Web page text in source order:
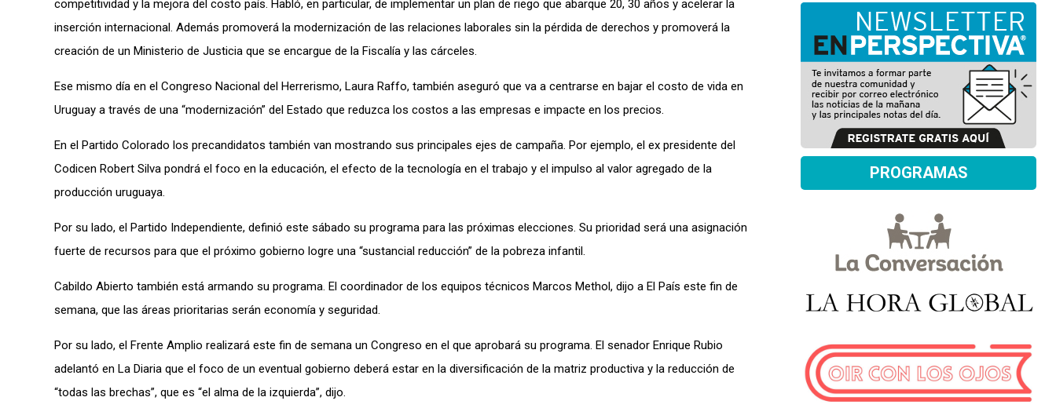
competitividad y la mejora del costo país. Habló, en particular, de implementar un plan de riego que abarque 20, 30 años y acelerar la
inserción internacional. Además promoverá la modernización de las relaciones laborales sin la pérdida de derechos y promoverá la
creación de un Ministerio de Justicia que se encargue de la Fiscalía y las cárceles.
Ese mismo día en el Congreso Nacional del Herrerismo, Laura Raffo, también aseguró que va a centrarse en bajar el costo de vida en
Uruguay a través de una “modernización” del Estado que reduzca los costos a las empresas e impacte en los precios.
En el Partido Colorado los precandidatos también van mostrando sus principales ejes de campaña. Por ejemplo, el ex presidente del
Codicen Robert Silva pondrá el foco en la educación, el efecto de la tecnología en el trabajo y el impulso al valor agregado de la
producción uruguaya.
Por su lado, el Partido Independiente, definió este sábado su programa para las próximas elecciones. Su prioridad será una asignación
fuerte de recursos para que el próximo gobierno logre una “sustancial reducción” de la pobreza infantil.
Cabildo Abierto también está armando su programa. El coordinador de los equipos técnicos Marcos Methol, dijo a El País este fin de
semana, que las áreas prioritarias serán economía y seguridad.
Por su lado, el Frente Amplio realizará este fin de semana un Congreso en el que aprobará su programa. El senador Enrique Rubio
adelantó en La Diaria que el foco de un eventual gobierno deberá estar en la diversificación de la matriz productiva y la reducción de
“todas las brechas”, que es “el alma de la izquierda”, dijo.
PROGRAMAS